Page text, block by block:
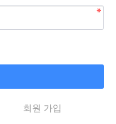
회원 가입